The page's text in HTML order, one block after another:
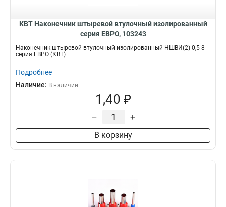
КВТ Наконечник штыревой втулочный изолированный
серия ЕВРО, 103243
Наконечник штыревой втулочный изолированный НШВИ(2) 0,5-8
серия ЕВРО (КВТ)
Подробнее
Наличие: В наличии
1,40 ₽
– +
В корзину